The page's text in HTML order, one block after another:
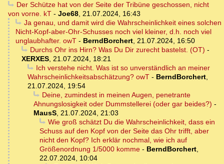
Der Schütze hat von der Seite der Tribüne geschossen, nicht
von vorne. kT - Joe68, 21.07.2024, 16:43
Ja genau, und damit wird die Wahrscheinlichkeit eines solchen
Nicht-Kopf-aber-Ohr-Schusses noch viel kleiner, d.h. noch viel
unglaubhafter. owT - BerndBorchert, 21.07.2024, 16:50
Durchs Ohr ins Hirn? Was Du Dir zurecht bastelst. (OT) -
XERXES, 21.07.2024, 18:21
Ich verstehe nicht. Was ist so unverständlich an meiner
Wahrscheinlichkeitsabschätzung? owT - BerndBorchert,
21.07.2024, 19:54
Deine, zumindest in meinen Augen, penetrante
Ahnungslosigkeit oder Dummstellerei (oder gar beides?) -
MausS, 21.07.2024, 21:03
Wie groß schätzt Du die Wahrscheinlichkeit, dass ein
Schuss auf den Kopf von der Seite das Ohr trifft, aber
nicht den Kopf? Ich erklär nochmal, wie ich auf
Größenordnung 1/5000 komme - BerndBorchert,
22.07.2024, 10:04